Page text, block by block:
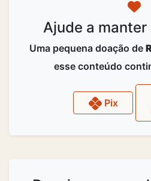
Ajude a
Uma pequena doação de
esse conteúdo
Pix